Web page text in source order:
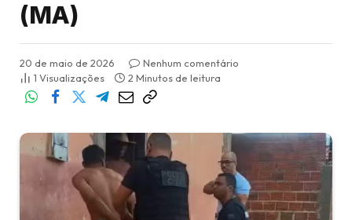
(MA)
20 de maio de 2026
Nenhum comentário
1 Visualizações 2 Minutos de leitura